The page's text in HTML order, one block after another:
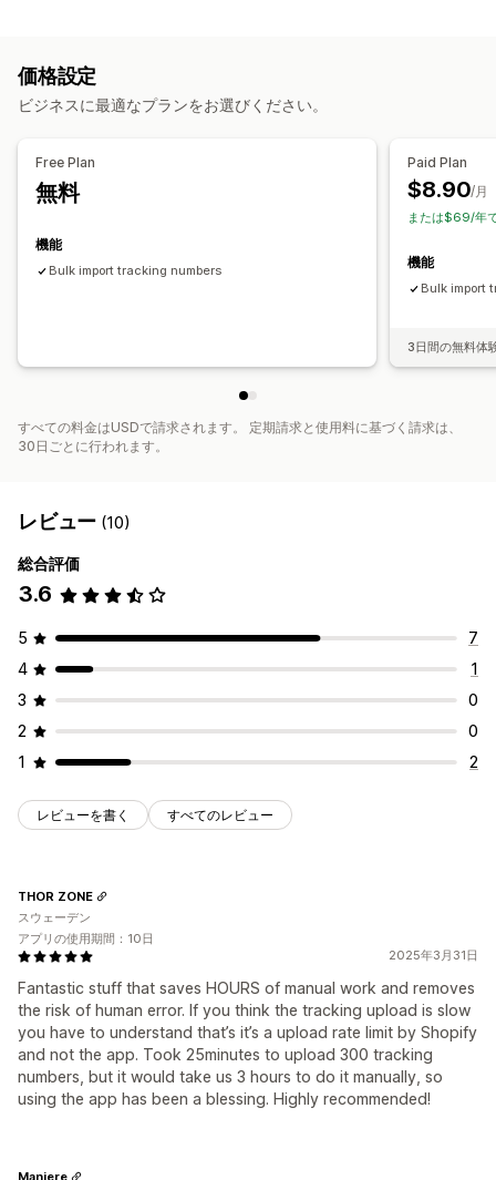
カスタマイズ
価格設定
ビジネスに最適なプランをお選びください。
Free Plan
無料
機能
Bulk import tracking numbers
Paid Plan
$8.90/月
または$69/年
機能
Bulk import
3日間の無料体
すべての料金はUSDで請求されます。 定期請求と使用料に基づく請求は、
30日ごとに行われます。
レビュー (10)
総合評価
3.6
5
7
4
1
3
0
2
0
1
2
レビューを書く すべてのレビュー
2025年3月31日
Fantastic stuff that saves HOURS of manual work and removes
the risk of human error. If you think the tracking upload is slow
you have to understand that’s it’s a upload rate limit by Shopify
and not the app. Took 25minutes to upload 300 tracking
numbers, but it would take us 3 hours to do it manually, so
using the app has been a blessing. Highly recommended!
THOR ZONE
スウェーデン
アプリの使用期間：10日
Maniere